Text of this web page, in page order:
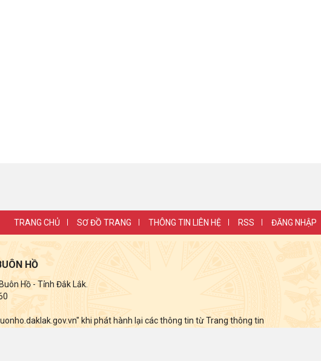
TRANG CHỦ SƠ ĐỒ TRANG THÔNG TIN LIÊN HỆ RSS ĐĂNG NHẬP
HỒ
Hồ - Tỉnh Đắk Lắk.
khi phát hành lại các thông tin từ Trang thông tin